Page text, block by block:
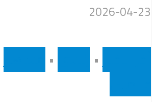
2026-04-23
•
•